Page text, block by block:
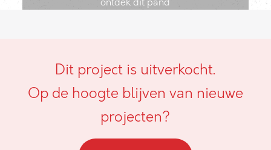
Dit project is uitverkocht.
Op de hoogte blijven van nieuwe
projecten?